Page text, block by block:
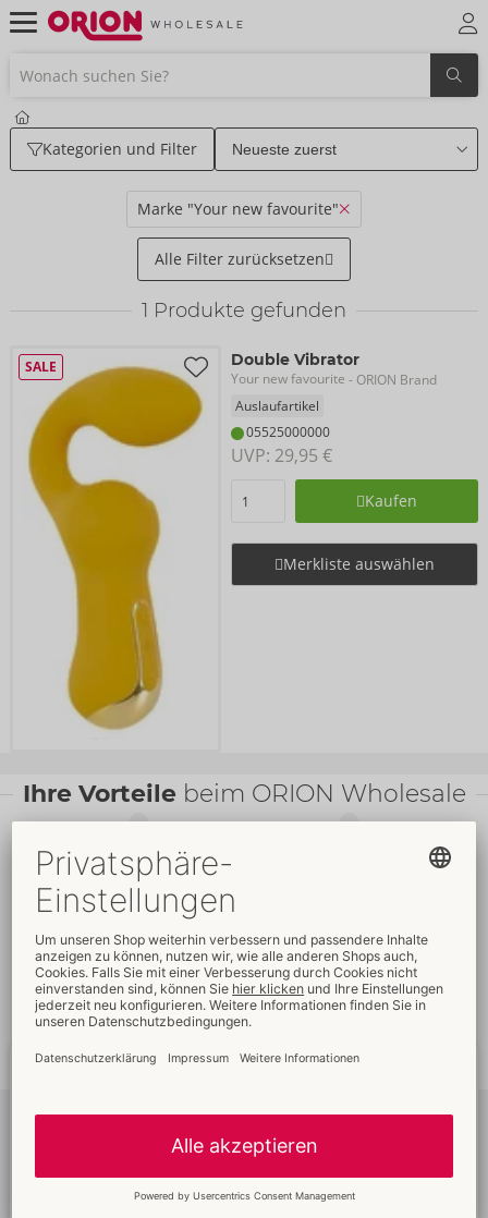
Kategorien und Filter
Marke "Your new favourite"
Alle Filter zurücksetzen
1 Produkte gefunden
SALE Double Vibrator
Your new favourite - ORION Brand
Auslaufartikel
05525000000
UVP: 29,95 €
Kaufen
Merkliste auswählen
Ihre Vorteile beim ORION Wholesale
FairePreise
Verkaufsfördernde
Verpackungen
Kundenservice
Schnelleweltweite
Lieferung
NeueTrends
Newsletterabonnieren
Um unseren Newsletter zu abonnieren, melden Sie sich bitte im